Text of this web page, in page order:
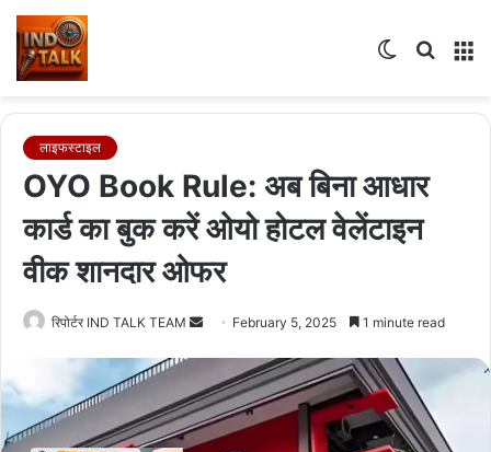
Search
Switch
लाइफस्टाइल
OYO Book Rule: अब बिना आधार
कार्ड का बुक करें ओयो होटल वेलेंटाइन
वीक शानदार ओफर
रिपोर्टर IND TALK TEAM
Send
email
February 5, 2025 1 minute read